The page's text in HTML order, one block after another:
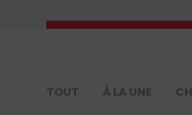
TOUT À LA UNE